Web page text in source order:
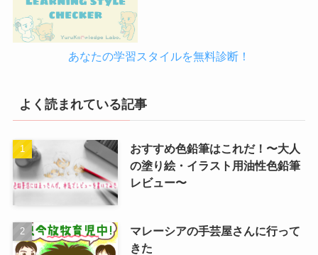
あなたの学習スタイルを無料診断！
よく読まれている記事
おすすめ色鉛筆はこれだ！〜大人
の塗り絵・イラスト用油性色鉛筆
レビュー〜
マレーシアの手芸屋さんに行って
きた